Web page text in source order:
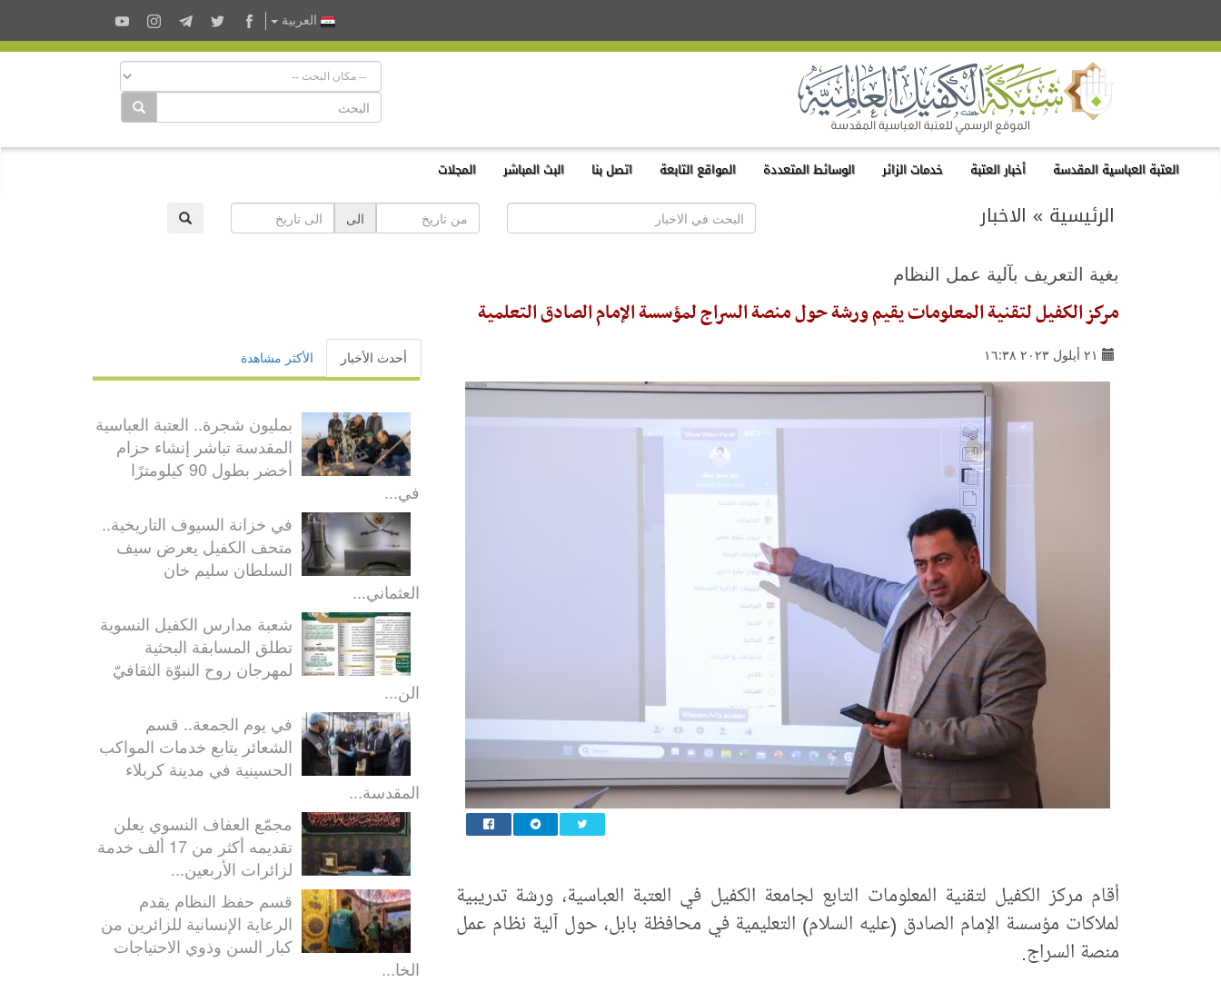
العربية
العتبة العباسية المقدسة أخبار العتبة خدمات الزائر الوسائط المتعددة المواقع التابعة اتصل بنا البث المباشر المجلات
الرئيسية » الاخبار الى
بغية التعريف بآلية عمل النظام
مركز الكفيل لتقنية المعلومات يقيم ورشة حول منصة السراج لمؤسسة الإمام الصادق التعلمية
٢١ أيلول ٢٠٢٣ ١٦:٣٨
أقام مركز الكفيل لتقنية المعلومات التابع لجامعة الكفيل في العتبة العباسية، ورشة تدريبية
لملاكات مؤسسة الإمام الصادق (عليه السلام) التعليمية في محافظة بابل، حول آلية نظام عمل
منصة السراج.
أحدث الأخبار الأكثر مشاهدة
بمليون شجرة.. العتبة العباسية
المقدسة تباشر إنشاء حزام
أخضر بطول 90 كيلومترًا
في...
في خزانة السيوف التاريخية..
متحف الكفيل يعرض سيف
السلطان سليم خان
العثماني...
شعبة مدارس الكفيل النسوية
تطلق المسابقة البحثية
لمهرجان روح النبوّة الثقافيّ
الن...
في يوم الجمعة.. قسم
الشعائر يتابع خدمات المواكب
الحسينية في مدينة كربلاء
المقدسة...
مجمّع العفاف النسوي يعلن
تقديمه أكثر من 17 ألف خدمة
لزائرات الأربعين...
قسم حفظ النظام يقدم
الرعاية الإنسانية للزائرين من
كبار السن وذوي الاحتياجات
الخا...